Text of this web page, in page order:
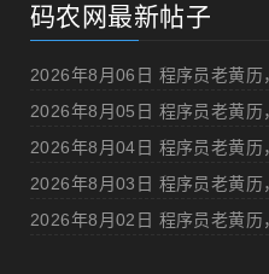
码农网最新帖子
2026年8月05日 程序员老黄历
2026年8月02日 程序员老黄历